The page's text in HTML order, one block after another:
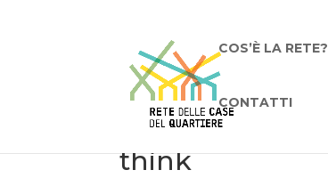
COS’È LA RETE?
CONTATTI
think